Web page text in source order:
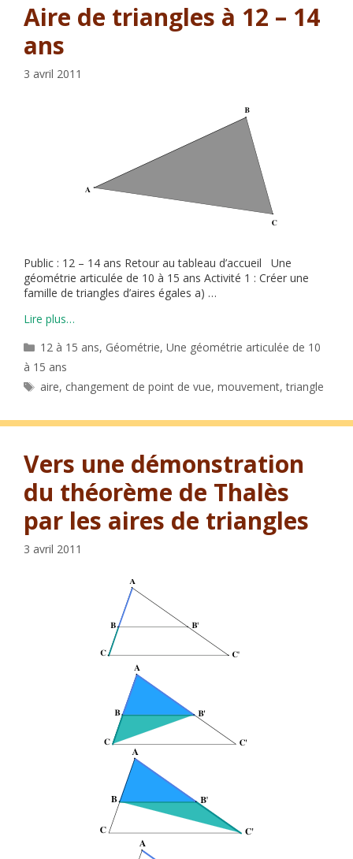
Aire de triangles à 12 – 14
ans
3 avril 2011
Public : 12 – 14 ans Retour au tableau d’accueil Une
géométrie articulée de 10 à 15 ans Activité 1 : Créer une
famille de triangles d’aires égales a) …
Lire plus…
Catégories
12 à 15 ans, Géométrie,Une géométrie articulée de 10
à 15 ans
Étiquettes
aire, changement de point de vue,mouvement,triangle
Vers une démonstration
du théorème de Thalès
par les aires de triangles
3 avril 2011